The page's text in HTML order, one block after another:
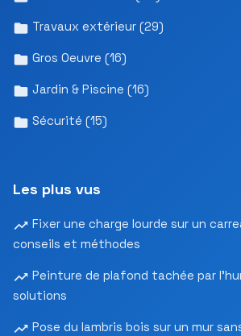
Travaux extérieur (29)
Gros Oeuvre (16)
Jardin & Piscine (16)
Sécurité (15)
Les plus vus
Fixer une charge lourde sur un
conseils et méthodes
Peinture de plafond tachée par
solutions
Pose du lambris bois sur un mur